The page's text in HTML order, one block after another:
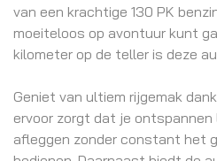
van een krachtige 130 PK
moeiteloos op avontuur kunt
kilometer op de teller is deze
Geniet van ultiem rijgemak
ervoor zorgt dat je
afleggen zonder constant het